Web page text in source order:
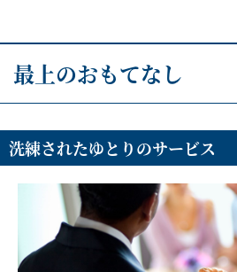
よくあるご質問
最上のおもてなし
洗練されたゆとりのサービス